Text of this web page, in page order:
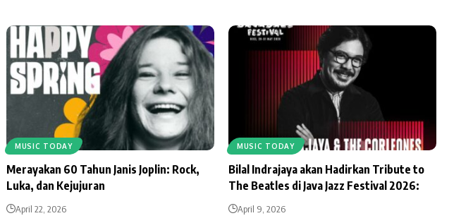
MUSIC TODAY
Merayakan 60 Tahun Janis Joplin: Rock,
Luka, dan Kejujuran
April 22, 2026
MUSIC TODAY
Bilal Indrajaya akan Hadirkan Tribute to
The Beatles di Java Jazz Festival 2026:
April 9, 2026